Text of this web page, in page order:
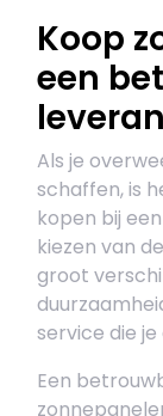
Koop
een
Als je
schaffen, is
kopen bij
kiezen van
groot
service die
Een